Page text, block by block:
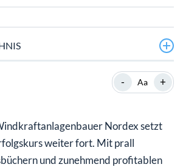
Projekte füllen die Auftragsbücher
zum Wochenausklang
- Aa +
Nordex setzt
weiter fort. Mit prall
und zunehmend profitablen